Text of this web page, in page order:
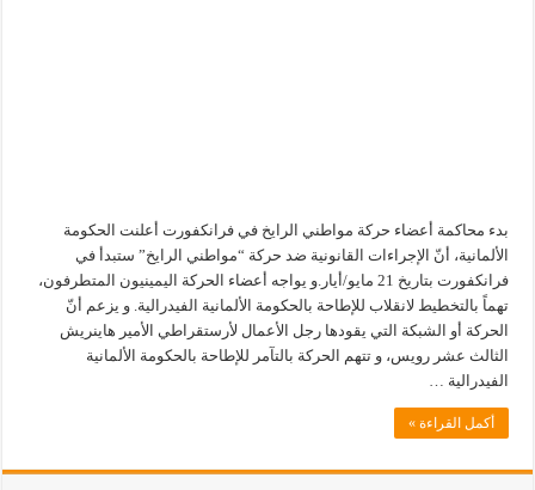
بدء محاكمة أعضاء حركة مواطني الرايخ في فرانكفورت أعلنت الحكومة
الألمانية، أنّ الإجراءات القانونية ضد حركة “مواطني الرايخ” ستبدأ في
فرانكفورت بتاريخ 21 مايو/أيار.و يواجه أعضاء الحركة اليمينيون المتطرفون،
تهماً بالتخطيط لانقلاب للإطاحة بالحكومة الألمانية الفيدرالية. و يزعم أنّ
الحركة أو الشبكة التي يقودها رجل الأعمال لأرستقراطي الأمير هاينريش
الثالث عشر رويس، و تتهم الحركة بالتآمر للإطاحة بالحكومة الألمانية
الفيدرالية …
أكمل القراءة »